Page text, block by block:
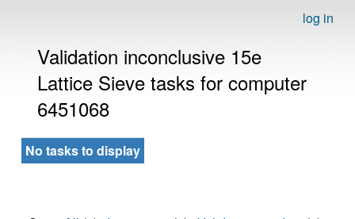
log in
Validation inconclusive 15e
Lattice Sieve tasks for computer
6451068
No tasks to display